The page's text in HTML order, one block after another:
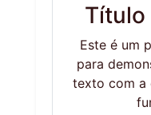
Título
Este é um
para
texto com a